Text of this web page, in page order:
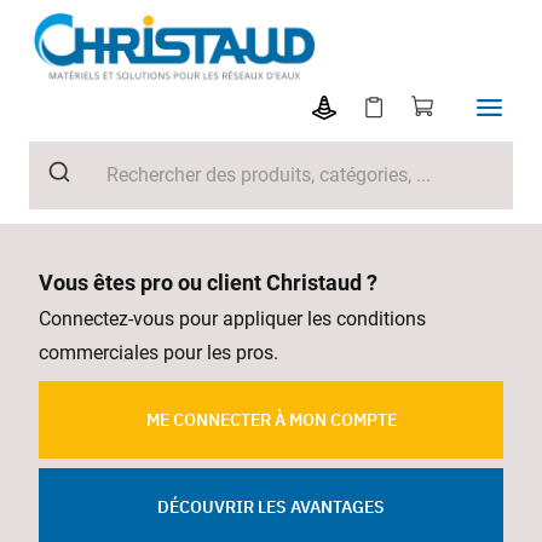
Vous êtes pro ou client Christaud ?
Connectez-vous pour appliquer les conditions
commerciales pour les pros.
ME CONNECTER À MON COMPTE
DÉCOUVRIR LES AVANTAGES